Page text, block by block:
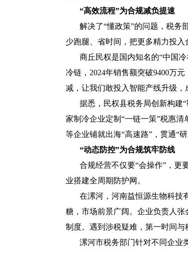
“高效流程”为合规减负提速
解决了“懂政策”的问题，税务
少跑腿、省时间，把更多精力投入
商丘民权是国内知名的“中国
冷链，2024年销售额突破9400万
减，让我们敢投入智能产线升级，
据悉，民权县税务局创新构建
家制冷企业定制“一链一策”税惠
等企业铺就出海“高速路”，贯通“
“动态防控”为合规筑牢防线
合规经营不仅要“会操作”，更
业搭建全周期防护网。
在漯河，河南益恒源生物科技
糖，市场前景广阔。企业负责人张
制度。遇到涉税疑难，第一时间
漯河市税务部门针对不同企业